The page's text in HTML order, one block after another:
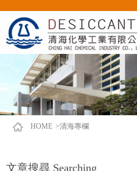
HOME >清海專欄
文章搜尋 Searching